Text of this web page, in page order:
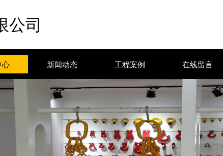
公司
心 新闻动态 工程案例 在线留言